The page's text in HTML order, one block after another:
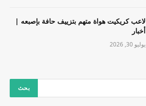
لاعب كريكيت هواة متهم بتزييف حافة بإصبعه |
أخبار
يوليو 30, 2026